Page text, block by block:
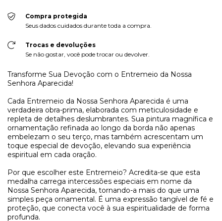
Compra protegida
Seus dados cuidados durante toda a compra.
Trocas e devoluções
Se não gostar, você pode trocar ou devolver.
Transforme Sua Devoção com o Entremeio da Nossa
Senhora Aparecida!
Cada Entremeio da Nossa Senhora Aparecida é uma
verdadeira obra-prima, elaborada com meticulosidade e
repleta de detalhes deslumbrantes. Sua pintura magnífica e
ornamentação refinada ao longo da borda não apenas
embelezam o seu terço, mas também acrescentam um
toque especial de devoção, elevando sua experiência
espiritual em cada oração.
Por que escolher este Entremeio? Acredita-se que esta
medalha carrega intercessões especiais em nome da
Nossa Senhora Aparecida, tornando-a mais do que uma
simples peça ornamental. É uma expressão tangível de fé e
proteção, que conecta você à sua espiritualidade de forma
profunda.